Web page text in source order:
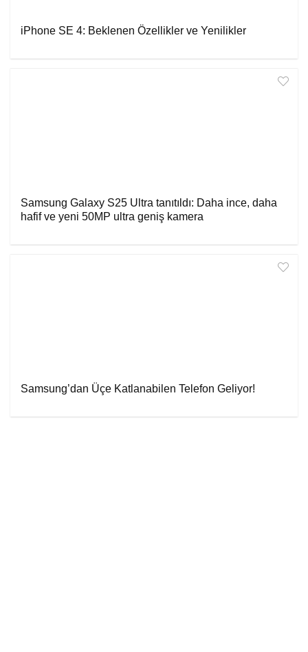
iPhone SE 4: Beklenen Özellikler ve Yenilikler
Samsung Galaxy S25 Ultra tanıtıldı: Daha ince, daha
hafif ve yeni 50MP ultra geniş kamera
Samsung’dan Üçe Katlanabilen Telefon Geliyor!